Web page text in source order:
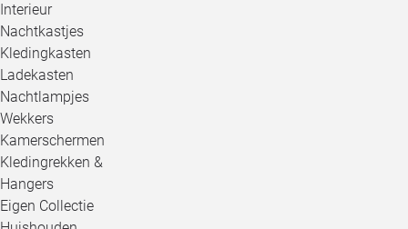
Interieur
Nachtkastjes
Kledingkasten
Ladekasten
Nachtlampjes
Wekkers
Kamerschermen
Kledingrekken &
Hangers
Eigen Collectie